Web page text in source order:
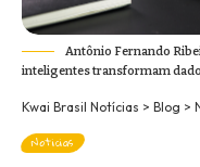
Antônio Fernando
inteligentes transformam
Kwai Brasil Notícias > Blog >
Noticias